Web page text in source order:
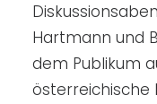
Hartmann und
dem Publikum
österreichische